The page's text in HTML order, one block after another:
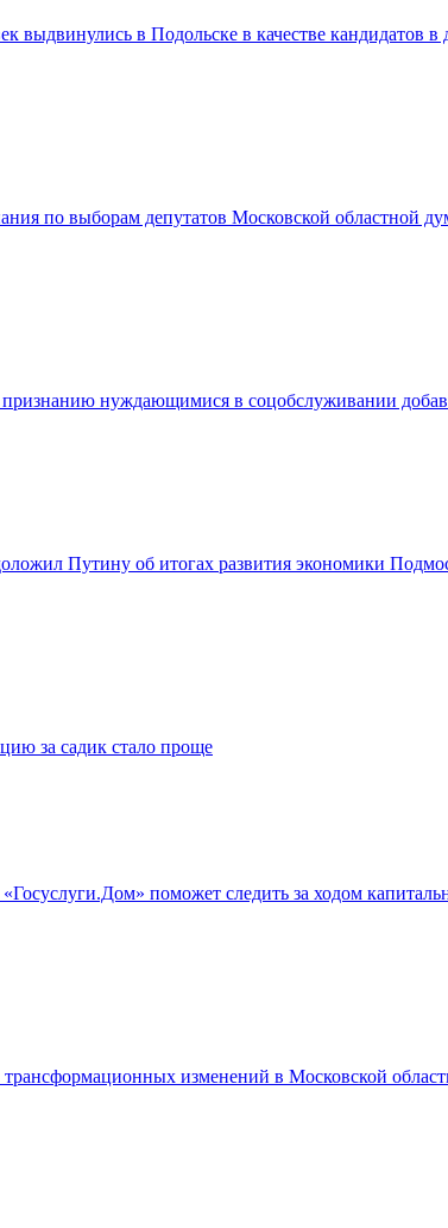
выдвинулись в Подольске в качестве кандидатов
по выборам депутатов Московской областной
нуждающимися в соцобслуживании
Путину об итогах развития экономики
за садик стало проще
поможет следить за ходом
изменений в Московской